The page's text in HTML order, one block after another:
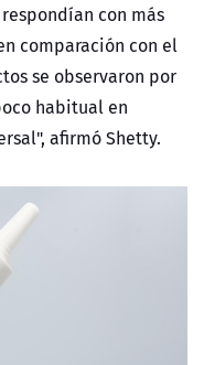
con más
comparación con el
se observaron por
habitual en
afirmó Shetty.